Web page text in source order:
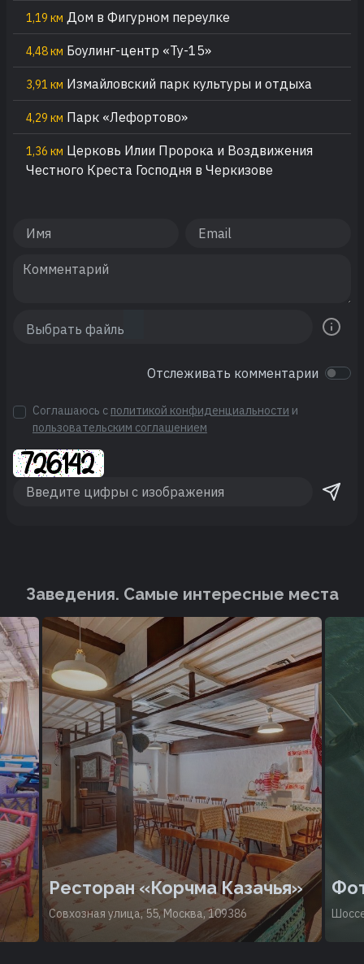
1,19 км Дом в Фигурном переулке
4,48 км Боулинг-центр «Ту-15»
3,91 км Измайловский парк культуры и отдыха
4,29 км Парк «Лефортово»
1,36 км Церковь Илии Пророка и Воздвижения
Честного Креста Господня в Черкизове
Отслеживать комментарии
Соглашаюсь с политикой конфиденциальности и
пользовательским соглашением
Заведения. Cамые интересные места
Ресторан «Корчма Казачья»
Совхозная улица, 55, Москва, 109386